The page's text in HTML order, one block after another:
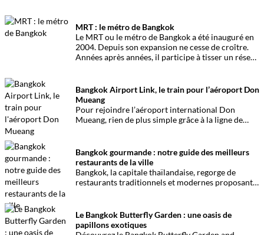
MRT : le métro de Bangkok
Le MRT ou le métro de Bangkok a été inauguré en
2004. Depuis son expansion ne cesse de croître.
Années après années, il participe à tisser un réseau
Bangkok Airport Link, le train pour l’aéroport Don
Mueang
Pour rejoindre l’aéroport international Don
Mueang, rien de plus simple grâce à la ligne de
Bangkok à l’un des deux aéroports de Bangkok.
Bangkok gourmande : notre guide des meilleurs
restaurants de la ville
Bangkok, la capitale thaïlandaise, regorge de
restaurants traditionnels et modernes proposant
Le Bangkok Butterfly Garden : une oasis de
papillons exotiques